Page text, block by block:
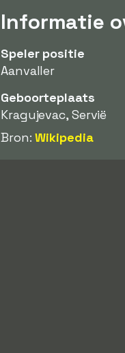
Informatie
Speler positie
Aanvaller
Geboorteplaats
Kragujevac, Servië
Bron:Wikipedia